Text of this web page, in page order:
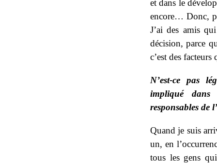
et dans le
encore… Donc,
J’ai des amis
décision, parce
c’est des
N’est-ce pas
impliqué dans
responsables de
Quand je suis
un, en
tous les gens